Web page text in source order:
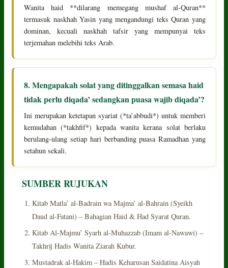
Wanita haid **dilarang memegang mushaf al-Quran**
termasuk naskhah Yasin yang mengandungi teks Quran yang
dominan, kecuali naskhah tafsir yang mempunyai teks
terjemahan melebihi teks Arab.
8. Mengapakah solat yang ditinggalkan semasa haid
tidak perlu diqada’ sedangkan puasa wajib diqada’?
Ini merupakan ketetapan syariat (*ta’abbudi*) untuk memberi
kemudahan (*takhfif*) kepada wanita kerana solat berlaku
berulang-ulang setiap hari berbanding puasa Ramadhan yang
setahun sekali.
SUMBER RUJUKAN
Kitab Matla’ al-Badrain wa Majma’ al-Bahrain (Syeikh
Daud al-Fatani) – Bahagian Haid & Had Syarat Quran.
Kitab Al-Majmu’ Syarh al-Muhazzab (Imam al-Nawawi) –
Takhrij Hadis Wanita Ziarah Kubur.
Mustadrak al-Hakim – Hadis Keharusan Saidatina Aisyah